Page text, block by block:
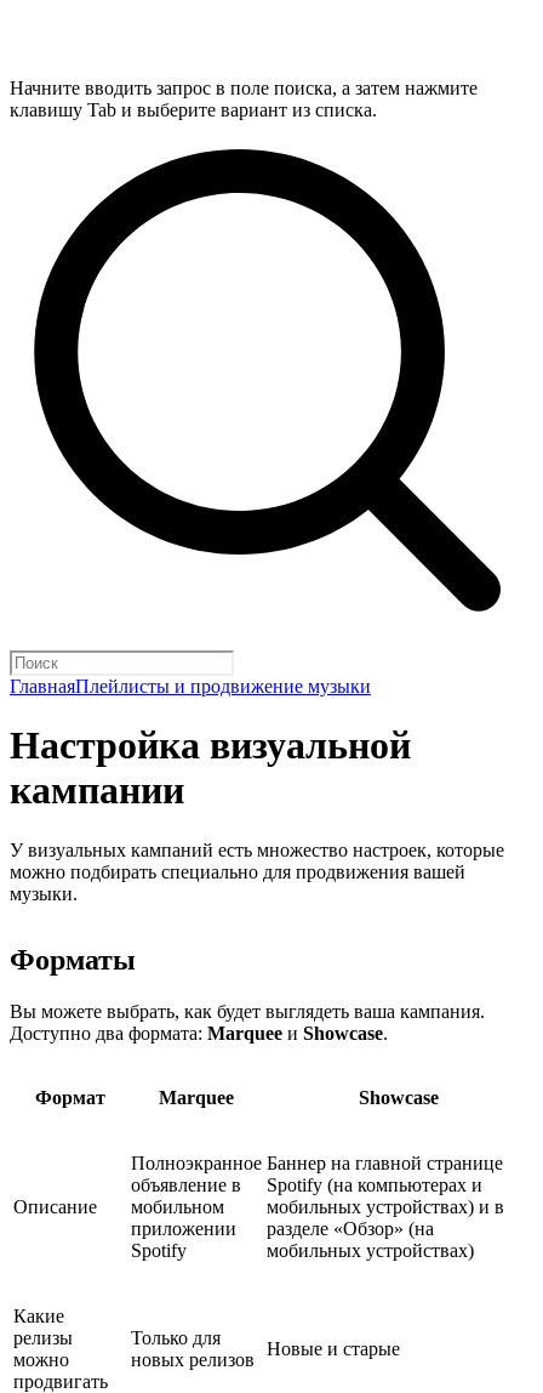
Начните вводить запрос в поле поиска, а затем нажмите
клавишу Tab и выберите вариант из списка.
ГлавнаяПлейлисты и продвижение музыки
Настройка визуальной
кампании
У визуальных кампаний есть множество настроек, которые
можно подбирать специально для продвижения вашей
музыки.
Форматы
Вы можете выбрать, как будет выглядеть ваша кампания.
Доступно два формата: Marquee и Showcase.
Формат Marquee Showcase
Описание
Полноэкранное
объявление в
мобильном
приложении
Spotify
Баннер на главной странице
Spotify (на компьютерах и
мобильных устройствах) и в
разделе «Обзор» (на
мобильных устройствах)
Какие
релизы
можно
продвигать
Только для
новых релизов
Новые и старые